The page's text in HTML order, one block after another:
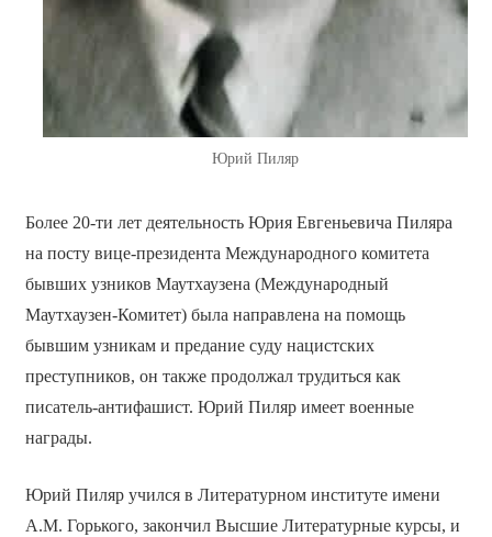
Юрий Пиляр
Более 20-ти лет деятельность Юрия Евгеньевича Пиляра
на посту вице-президента Международного комитета
бывших узников Маутхаузена (Международный
Маутхаузен-Комитет) была направлена на помощь
бывшим узникам и предание суду нацистских
преступников, он также продолжал трудиться как
писатель-антифашист. Юрий Пиляр имеет военные
награды.
Юрий Пиляр учился в Литературном институте имени
А.М. Горького, закончил Высшие Литературные курсы, и